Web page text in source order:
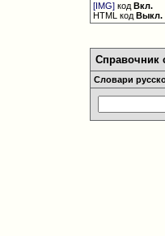
[IMG] кодВкл.
HTML кодВыкл.
Справочник
Словари